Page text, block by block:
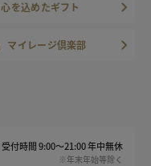
心を込めたギフト
マイレージ倶楽部
受付時間 9:00～21:00 年中無休
※年末年始等除く